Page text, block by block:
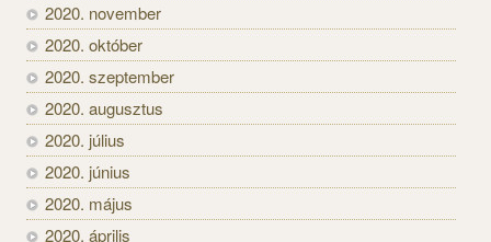
2020. november
2020. október
2020. szeptember
2020. augusztus
2020. július
2020. június
2020. május
2020. április